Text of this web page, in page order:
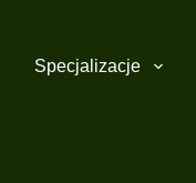
Specjalizacje